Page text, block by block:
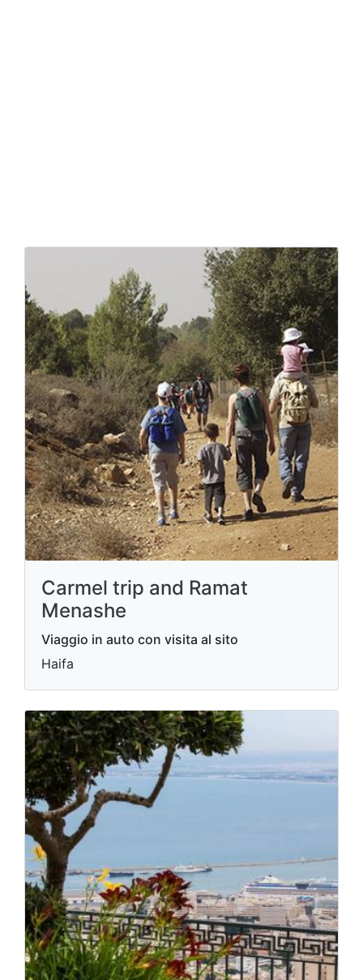
Carmel trip and Ramat
Menashe
Viaggio in auto con visita al sito
Haifa